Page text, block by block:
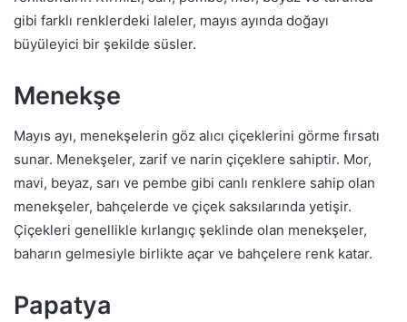
gibi farklı renklerdeki laleler, mayıs ayında doğayı
büyüleyici bir şekilde süsler.
Menekşe
Mayıs ayı, menekşelerin göz alıcı çiçeklerini görme fırsatı
sunar. Menekşeler, zarif ve narin çiçeklere sahiptir. Mor,
mavi, beyaz, sarı ve pembe gibi canlı renklere sahip olan
menekşeler, bahçelerde ve çiçek saksılarında yetişir.
Çiçekleri genellikle kırlangıç şeklinde olan menekşeler,
baharın gelmesiyle birlikte açar ve bahçelere renk katar.
Papatya